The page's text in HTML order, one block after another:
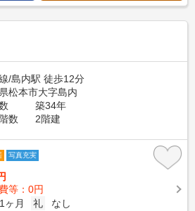
/島内駅 徒歩12分
松本市大字島内
築34年
数
2階建
写真充実
等：0円
1ヶ月 礼
なし